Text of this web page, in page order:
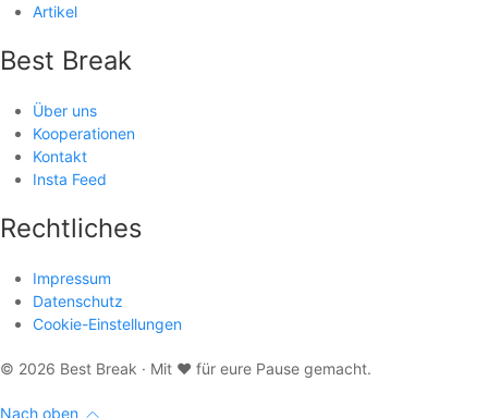
Artikel
Best Break
Über uns
Kooperationen
Kontakt
Insta Feed
Rechtliches
Impressum
Datenschutz
Cookie-Einstellungen
© 2026 Best Break · Mit ♥ für eure Pause gemacht.
Nach oben